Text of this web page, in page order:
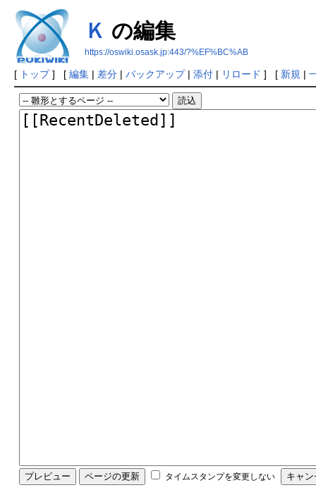
Ｋ の編集
https://oswiki.osask.jp:443/?%EF%BC%AB
[ トップ] [ 編集| 差分| バックアップ| 添付| リロード ] [ 新規 |
タイムスタンプを変更しない